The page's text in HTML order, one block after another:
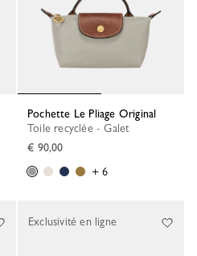
Pochette Le Pliage Original
Toile recyclée - Galet
€ 90,00
+ 6
Exclusivité en ligne